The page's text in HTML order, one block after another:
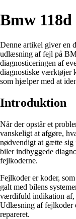
Bmw
Denne artikel giver en
udlæsning af fejl på
diagnosticeringen af
diagnostiske værktøjer
som hjælper med at
Introduktion
Når der opstår et
vanskeligt at afgøre,
nødvendigt at gætte sig
biler indbyggede
fejlkoderne.
Fejlkoder er koder,
galt med bilens
værdifuld indikation af,
Udlæsning af fejlkoder
repareret.